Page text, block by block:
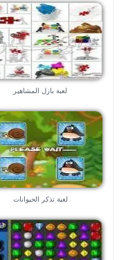
لعبة بازل المشاهير
لعبة تذكر الحيوانات